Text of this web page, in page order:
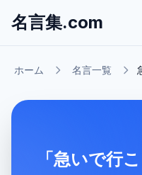
名言集.com
ホーム 名言一覧
「急いで行